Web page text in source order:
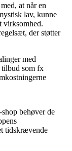
at når en
lav, kunne
virksomhed.
der støtter
med
tilbud som fx
behøver de
tidskrævende